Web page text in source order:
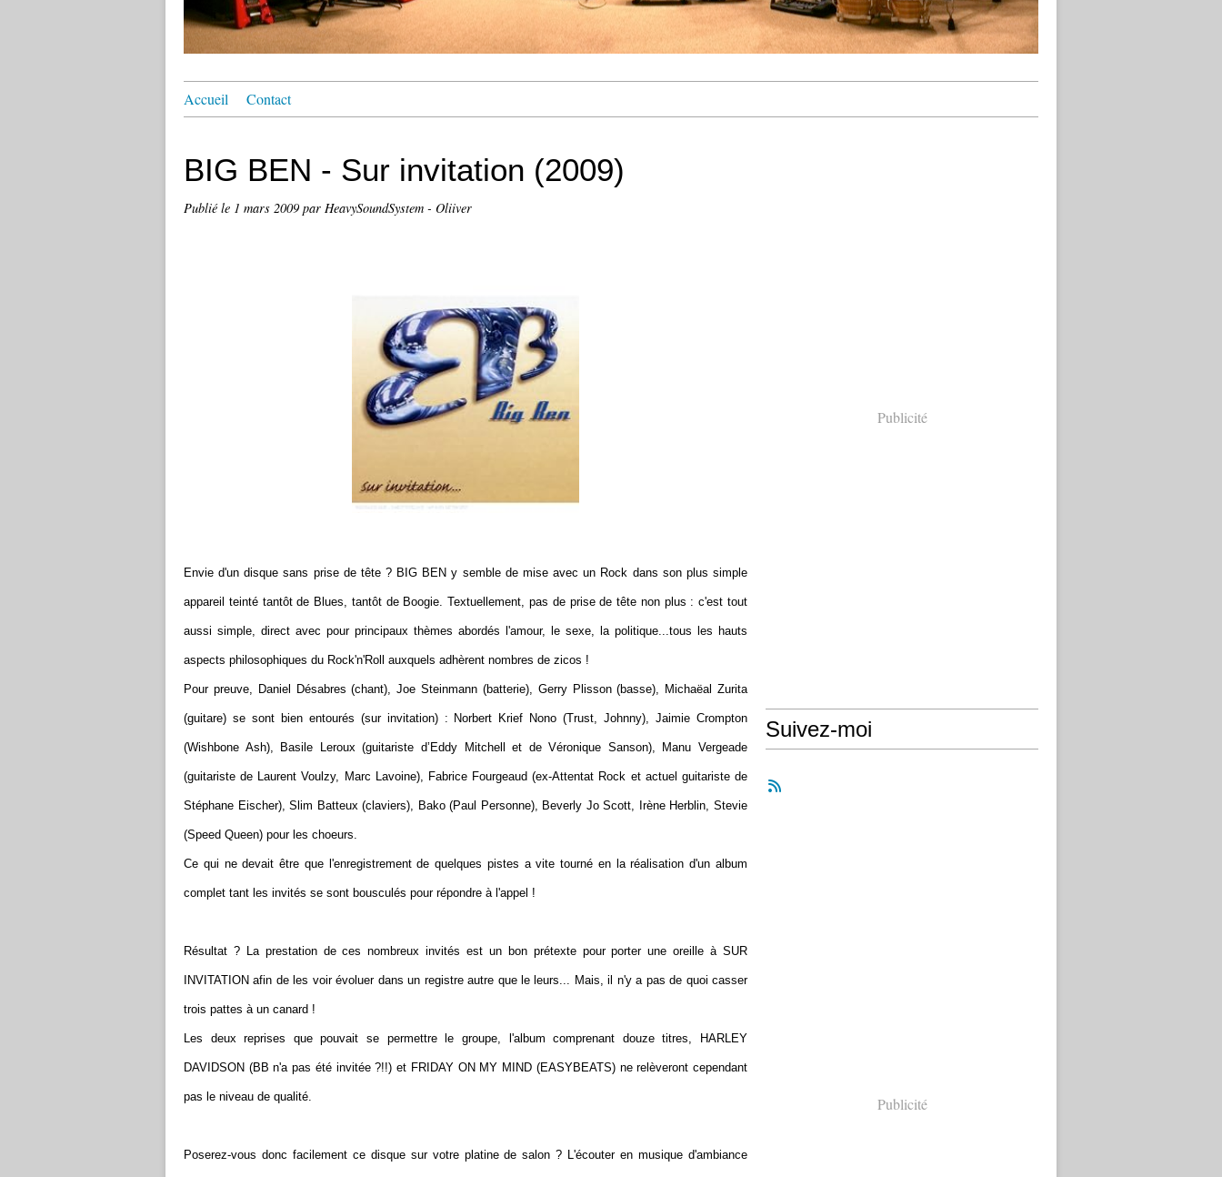
Accueil Contact
BIG BEN - Sur invitation (2009)
Publié le 1 mars 2009 par HeavySoundSystem - Oliiver
Envie d'un disque sans prise de tête ? BIG BEN y semble de mise avec un Rock dans son plus simple
appareil teinté tantôt de Blues, tantôt de Boogie. Textuellement, pas de prise de tête non plus : c'est tout
aussi simple, direct avec pour principaux thèmes abordés l'amour, le sexe, la politique...tous les hauts
aspects philosophiques du Rock'n'Roll auxquels adhèrent nombres de zicos !
Pour preuve, Daniel Désabres (chant), Joe Steinmann (batterie), Gerry Plisson (basse), Michaëal Zurita
(guitare) se sont bien entourés (sur invitation) : Norbert Krief Nono (Trust, Johnny), Jaimie Crompton
(Wishbone Ash), Basile Leroux (guitariste d’Eddy Mitchell et de Véronique Sanson), Manu Vergeade
(guitariste de Laurent Voulzy, Marc Lavoine), Fabrice Fourgeaud (ex-Attentat Rock et actuel guitariste de
Stéphane Eischer), Slim Batteux (claviers), Bako (Paul Personne), Beverly Jo Scott, Irène Herblin, Stevie
(Speed Queen) pour les choeurs.
Ce qui ne devait être que l'enregistrement de quelques pistes a vite tourné en la réalisation d'un album
complet tant les invités se sont bousculés pour répondre à l'appel !
Résultat ? La prestation de ces nombreux invités est un bon prétexte pour porter une oreille à SUR
INVITATION afin de les voir évoluer dans un registre autre que le leurs... Mais, il n'y a pas de quoi casser
trois pattes à un canard !
Les deux reprises que pouvait se permettre le groupe, l'album comprenant douze titres, HARLEY
DAVIDSON (BB n'a pas été invitée ?!!) et FRIDAY ON MY MIND (EASYBEATS) ne relèveront cependant
pas le niveau de qualité.
Poserez-vous donc facilement ce disque sur votre platine de salon ? L'écouter en musique d'ambiance
Publicité
Suivez-moi
Publicité